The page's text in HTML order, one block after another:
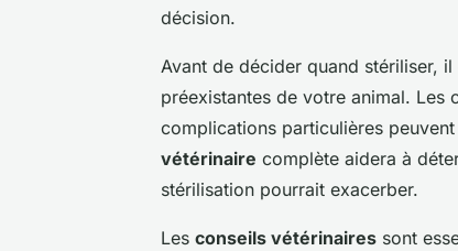
décision.
Avant de décider quand stériliser, il
préexistantes de votre animal. Les
complications particulières
vétérinaire complète aidera à
stérilisation pourrait exacerber.
Les conseils vétérinaires sont